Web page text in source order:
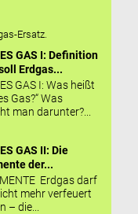
Ersatz.
GAS I: Definition
Erdgas...
GAS I: Was heißt
Gas?“ Was
man darunter?...
GAS II: Die
der...
Erdgas darf
mehr verfeuert
– die...